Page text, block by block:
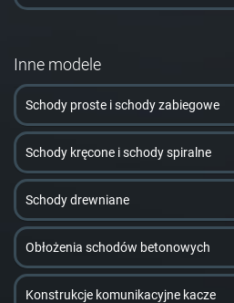
Inne modele
Schody proste i schody zabiegowe
Schody kręcone i schody spiralne
Schody drewniane
Obłożenia schodów betonowych
Konstrukcje komunikacyjne kacze